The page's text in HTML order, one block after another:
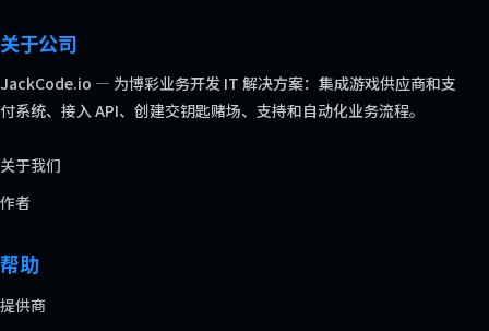
关于公司
JackCode.io — 为博彩业务开发 IT 解决方案：集成游戏供应商和支
付系统、接入 API、创建交钥匙赌场、支持和自动化业务流程。
关于我们
作者
帮助
提供商